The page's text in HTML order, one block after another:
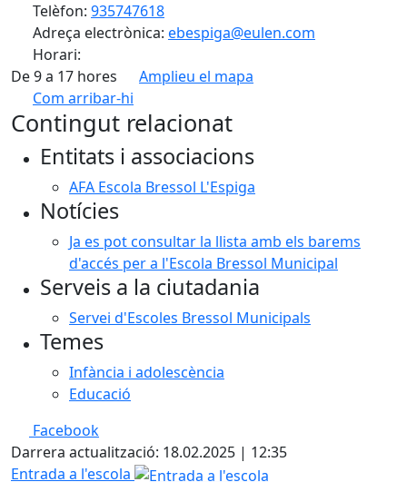
Telèfon: 935747618
Adreça electrònica: ebespiga@eulen.com
Horari:
De 9 a 17 hores
Amplieu el mapa
Com arribar-hi
+
Contingut relacionat
Entitats i associacions
AFA Escola Bressol L'Espiga
Notícies
Ja es pot consultar la llista amb els barems
d'accés per a l'Escola Bressol Municipal
Serveis a la ciutadania
Servei d'Escoles Bressol Municipals
Temes
Infància i adolescència
Educació
Facebook
Darrera actualització: 18.02.2025 | 12:35
Entrada a l'escola